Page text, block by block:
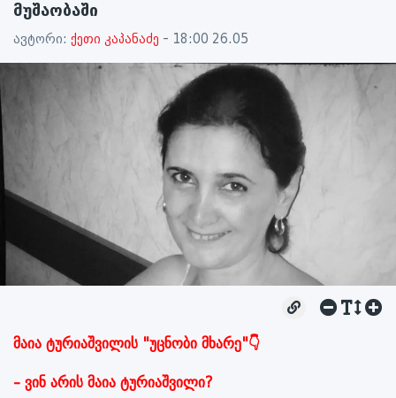
მუშაობაში
ავტორი: ქეთი კაპანაძე - 18:00 26.05
მაია ტურიაშვილის "უცნობი მხარე"👇
– ვინ არის მაია ტურიაშვილი?